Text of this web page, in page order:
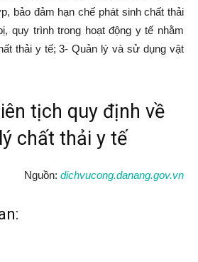
bảo đảm hạn chế phát sinh chất thải
quy trình trong hoạt động y tế nhằm
thải y tế; 3- Quản lý và sử dụng vật
tịch quy định về
chất thải y tế
Nguồn: dichvucong.danang.gov.vn